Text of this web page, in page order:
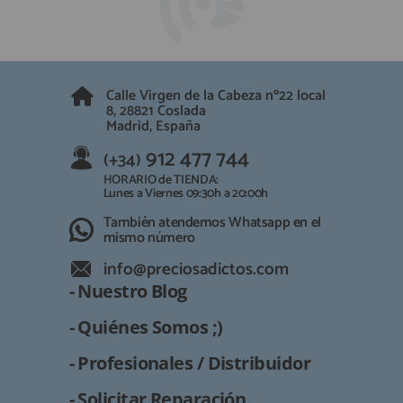
(+34) 912 477 744
HORARIO de TIENDA:
Lunes a Viernes 09:30h a 20:00h
También atendemos Whatsapp
info@preciosadictos.com
Calle Virgen de la Cabeza nº22 local
8, 28821 Coslada
Madrid, España
(+34) 912 477 744
HORARIO de TIENDA:
Lunes a Viernes 09:30h a 20:00h
También atendemos Whatsapp en el
mismo número
info@preciosadictos.com
- Nuestro Blog
- Quiénes Somos ;)
- Profesionales / Distribuidor